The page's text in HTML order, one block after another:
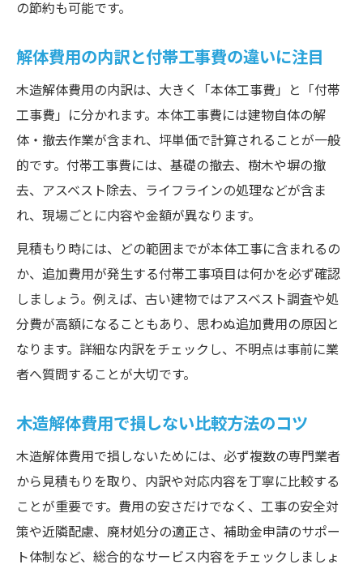
の節約も可能です。
解体費用の内訳と付帯工事費の違いに注目
木造解体費用の内訳は、大きく「本体工事費」と「付帯
工事費」に分かれます。本体工事費には建物自体の解
体・撤去作業が含まれ、坪単価で計算されることが一般
的です。付帯工事費には、基礎の撤去、樹木や塀の撤
去、アスベスト除去、ライフラインの処理などが含ま
れ、現場ごとに内容や金額が異なります。
見積もり時には、どの範囲までが本体工事に含まれるの
か、追加費用が発生する付帯工事項目は何かを必ず確認
しましょう。例えば、古い建物ではアスベスト調査や処
分費が高額になることもあり、思わぬ追加費用の原因と
なります。詳細な内訳をチェックし、不明点は事前に業
者へ質問することが大切です。
木造解体費用で損しない比較方法のコツ
木造解体費用で損しないためには、必ず複数の専門業者
から見積もりを取り、内訳や対応内容を丁寧に比較する
ことが重要です。費用の安さだけでなく、工事の安全対
策や近隣配慮、廃材処分の適正さ、補助金申請のサポー
ト体制など、総合的なサービス内容をチェックしましょ